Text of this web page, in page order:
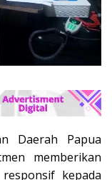
Daerah Papua
memberikan
kepada